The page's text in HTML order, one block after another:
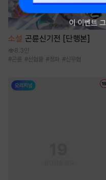
소설 곤륜신기전 [단행본]
8.3만
#곤륜 #선협물 #정파 #신무협
이 이벤트